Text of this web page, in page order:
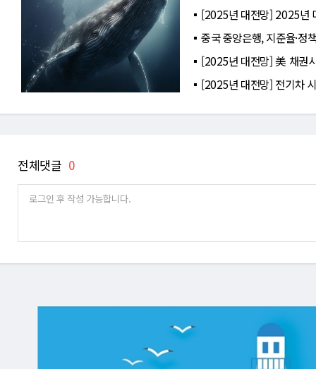
[2025년 대전망] 2025년
중국 중앙은행, 지준율·
[2025년 대전망] 美 채권
[2025년 대전망] 전기차
전체댓글 0